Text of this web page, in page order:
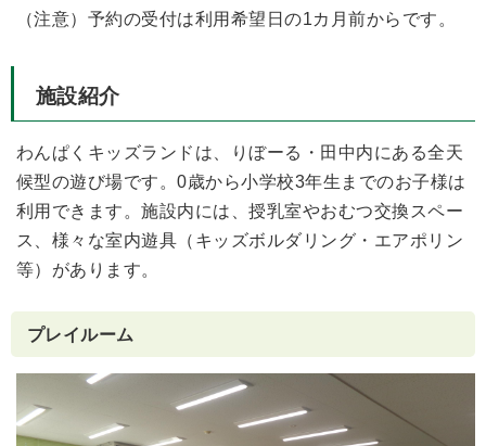
（注意）予約の受付は利用希望日の1カ月前からです。
施設紹介
わんぱくキッズランドは、りぼーる・田中内にある全天
候型の遊び場です。0歳から小学校3年生までのお子様は
利用できます。施設内には、授乳室やおむつ交換スペー
ス、様々な室内遊具（キッズボルダリング・エアポリン
等）があります。
プレイルーム